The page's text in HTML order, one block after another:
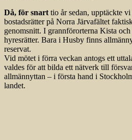
Då, för snart tio år sedan, upptäckte
bostadsrätter på Norra Järvafältet
genomsnitt. I grannförorterna Kista
hyresrätter. Bara i Husby finns
reservat.
Vid mötet i förra veckan antogs ett
valdes för att bilda ett nätverk till
allmännyttan – i första hand i
landet.